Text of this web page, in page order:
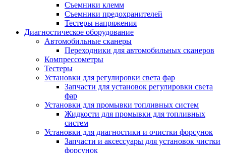
Съемники клемм
Съемники предохранителей
Тестеры напряжения
Диагностическое оборудование
Автомобильные сканеры
Переходники для автомобильных сканеров
Компрессометры
Тестеры
Установки для регулировки света фар
Запчасти для установок регулировки света
фар
Установки для промывки топливных систем
Жидкости для промывки для топливных
систем
Установки для диагностики и очистки форсунок
Запчасти и аксессуары для установок чистки
форсунок